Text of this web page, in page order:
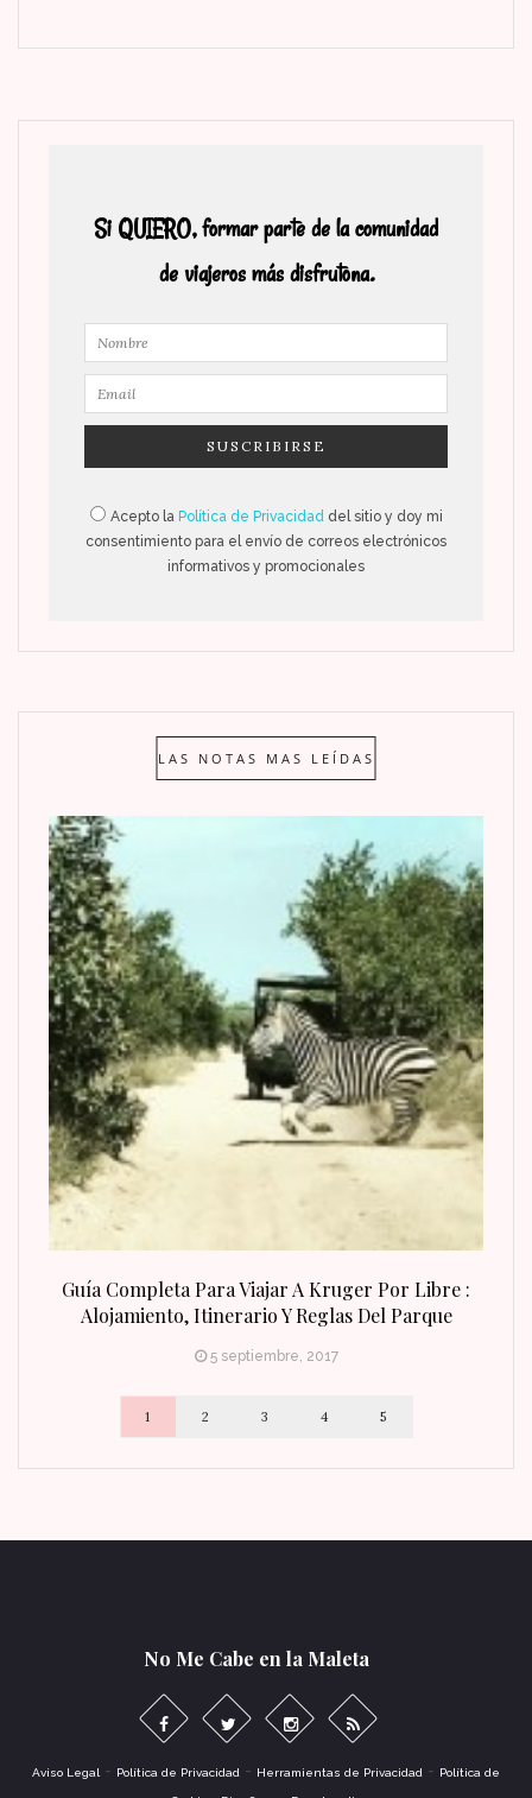
Si QUIERO, formar parte de la comunidad
de viajeros más disfrutona.
Acepto la Política de Privacidad del sitio y doy mi
consentimiento para el envío de correos electrónicos
informativos y promocionales
LAS NOTAS MAS LEÍDAS
Guía Completa Para Viajar A Kruger Por Libre :
Alojamiento, Itinerario Y Reglas Del Parque
5 septiembre, 2017
1 2 3 4 5
No Me Cabe en la Maleta
Aviso Legal - Política de Privacidad - Herramientas de Privacidad - Política de